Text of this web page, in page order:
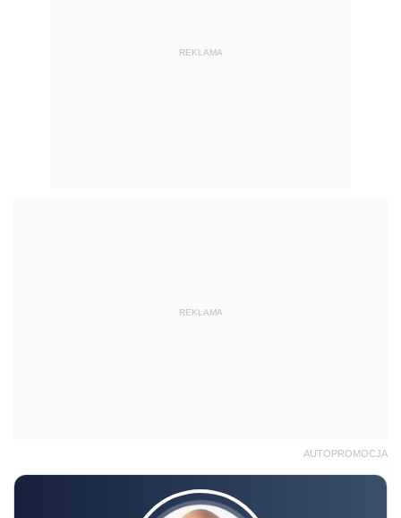
REKLAMA
REKLAMA
AUTOPROMOCJA